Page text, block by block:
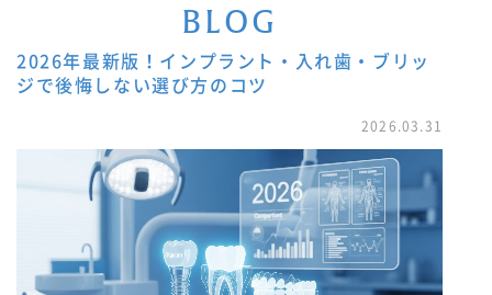
BLOG
2026年最新版！インプラント・入れ歯・ブリッ
ジで後悔しない選び方のコツ
2026.03.31